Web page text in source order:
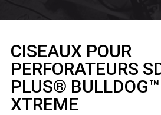
CISEAUX POUR
PERFORATEURS
PLUS® BULLDOG™
XTREME